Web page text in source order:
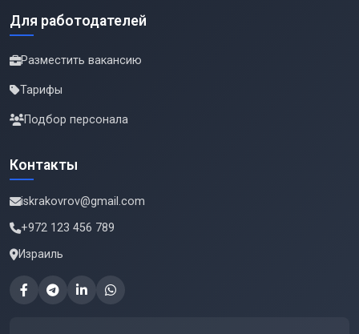
Для работодателей
Разместить вакансию
Тарифы
Подбор персонала
Контакты
iskrakovrov@gmail.com
+972 123 456 789
Израиль